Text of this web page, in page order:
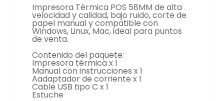
Impresora Térmica POS 58MM de alta
velocidad y calidad, bajo ruido, corte de
papel manual y compatible con
Windows, Linux, Mac, ideal para puntos
de venta.
Contenido del paquete:
Impresora térmica x 1
Manual con instrucciones x 1
Aadaptador de corriente x 1
Cable USB tipo C x 1
Estuche